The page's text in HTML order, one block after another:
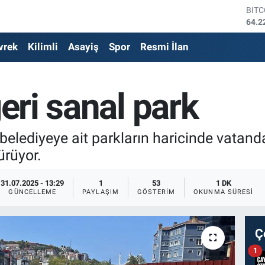
Kilimli Asayiş Spor Resmi İlan
sanal park
ait parkların haricinde
31.07.2025 - 13:29
GÜNCELLEME
1
PAYLAŞIM
53
GÖSTERIM
1 DK
OKUNMA SÜRESI
1